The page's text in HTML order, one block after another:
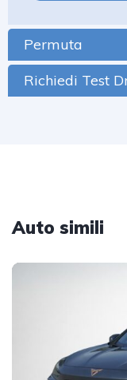
Permuta
Richiedi Test
Auto simili